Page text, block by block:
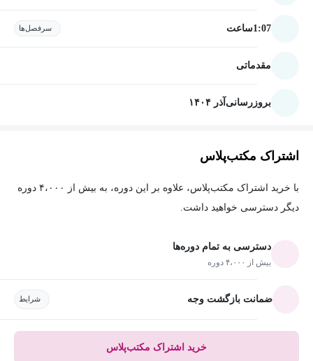
1:07ساعت سرفصل‌ها
مقدماتی
بروزرسانی آذر ۱۴۰۴
اشتراک مکتب‌پلاس
با خرید اشتراک مکتب‌پلاس، علاوه بر این دوره، به بیش از ۴،۰۰۰ دوره
دیگر دسترسی خواهید داشت.
دسترسی به تمام دوره‌ها
بیش از ۴،۰۰۰ دوره
ضمانت بازگشت وجه شرایط
خرید اشتراک مکتب‌پلاس